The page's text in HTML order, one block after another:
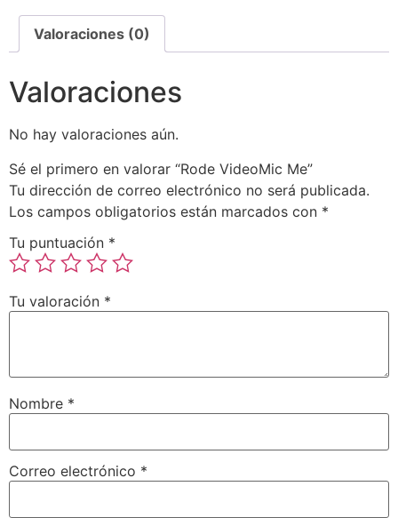
Valoraciones (0)
Valoraciones
No hay valoraciones aún.
Sé el primero en valorar “Rode VideoMic Me”
Tu dirección de correo electrónico no será publicada.
Los campos obligatorios están marcados con *
Tu puntuación *
Tu valoración *
Nombre *
Correo electrónico *